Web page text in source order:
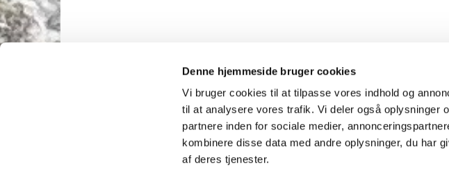
Denne hjemmeside bruger cookies
Vi bruger cookies til at tilpasse vores indhold og
til at analysere vores trafik. Vi deler også oplysninger
partnere inden for sociale medier,
kombinere disse data med andre oplysninger, du har
af deres tjenester.
